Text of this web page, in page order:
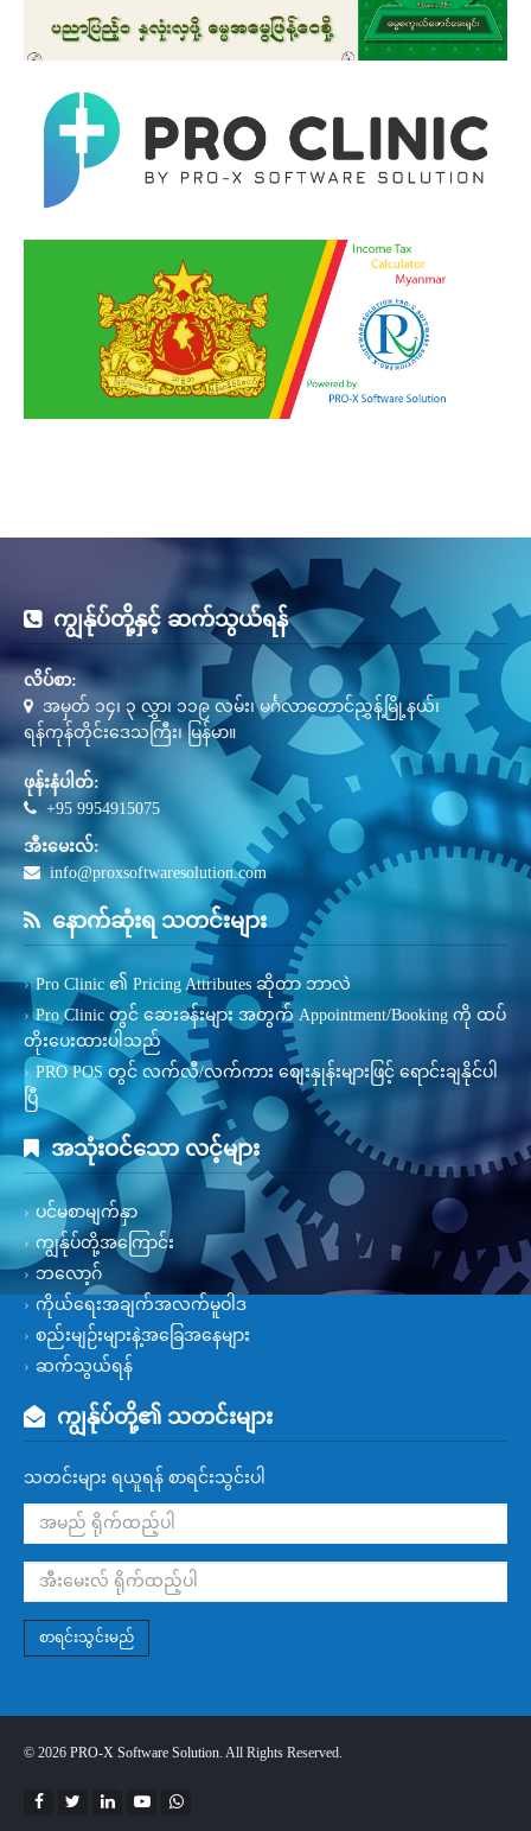
ကျွန်ုပ်တို့နှင့် ဆက်သွယ်ရန်
လိပ်စာ:
အမှတ် ၁၄၊ ၃ လွှာ၊ ၁၁၉ လမ်း၊ မင်္ဂလာတောင်ညွှန့်မြို့နယ်၊
ရန်ကုန်တိုင်းဒေသကြီး၊ မြန်မာ။
ဖုန်းနံပါတ်:
+95 9954915075
အီးမေးလ်:
info@proxsoftwaresolution.com
နောက်ဆုံးရ သတင်းများ
Pro Clinic ၏ Pricing Attributes ဆိုတာ ဘာလဲ
Pro Clinic တွင် ဆေးခန်းများ အတွက် Appointment/Booking ကို ထပ်
တိုးပေးထားပါသည်
PRO POS တွင် လက်လီ/လက်ကား စျေးနှုန်းများဖြင့် ရောင်းချနိုင်ပါ
ပြီ
အသုံးဝင်သော လင့်များ
ပင်မစာမျက်နှာ
ကျွန်ုပ်တို့အကြောင်း
ဘလော့ဂ်
ကိုယ်ရေးအချက်အလက်မူဝါဒ
စည်းမျဉ်းများနဲ့အခြေအနေများ
ဆက်သွယ်ရန်
ကျွန်ုပ်တို့၏ သတင်းများ
သတင်းများ ရယူရန် စာရင်းသွင်းပါ
စာရင်းသွင်းမည်
© 2026 PRO-X Software Solution. All Rights Reserved.